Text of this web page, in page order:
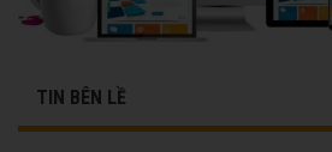
TIN BÊN LỀ